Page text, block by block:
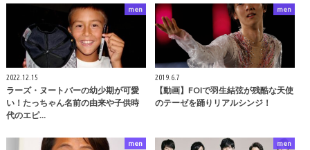
men
2022.12.15
ラーズ・ヌートバーの幼少期が可愛
い！たっちゃん名前の由来や子供時
代のエピ…
men
2019.6.7
【動画】FOIで羽生結弦が残酷な天使
のテーゼを踊りリアルシンジ！
men men